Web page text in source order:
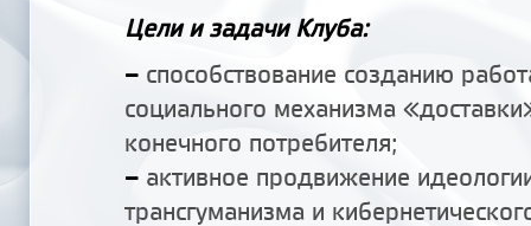
Цели и задачи Клуба:
– способствование созданию
социального механизма
конечного потребителя;
– активное продвижение
трансгуманизма и